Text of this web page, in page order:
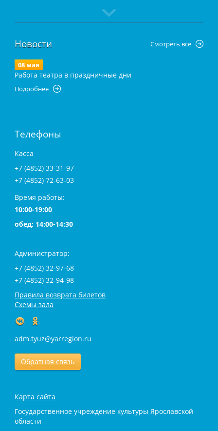
Новости Смотреть все
08 мая
Работа театра в праздничные дни
Подробнее
Телефоны
Касса
+7 (4852) 33-31-97
+7 (4852) 72-63-03
Время работы:
10:00-19:00
обед: 14:00-14:30
Администратор:
+7 (4852) 32-97-68
+7 (4852) 32-94-98
Правила возврата билетов
Схемы зала
adm.tyuz@yarregion.ru
Обратная связь
Карта сайта
Государственное учреждение культуры Ярославской
области